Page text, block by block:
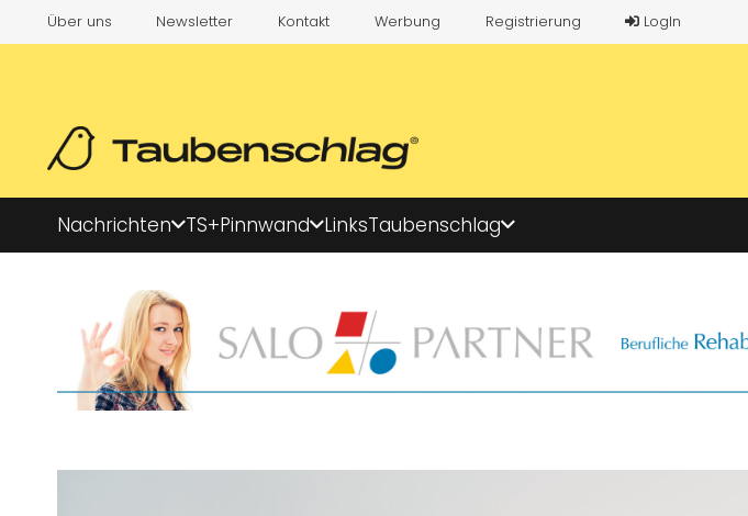
Über uns Newsletter Kontakt Werbung Registrierung LogIn
Nachrichten TS+Pinnwand LinksTaubenschlag